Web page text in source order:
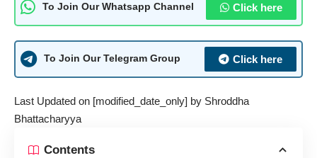
To Join Our Whatsapp Channel Click here
To Join Our Telegram Group Click here
Last Updated on [modified_date_only] by Shroddha
Bhattacharyya
Contents